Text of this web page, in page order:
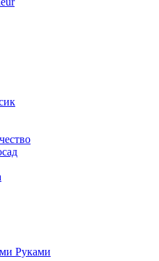
Руками